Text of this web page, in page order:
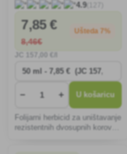
4.9(127)
7,85 €
8,46€
Ušteda 7%
− + U košaricu
Folijarni herbicid za uništavanje
rezistentnih dvosupnih korova,